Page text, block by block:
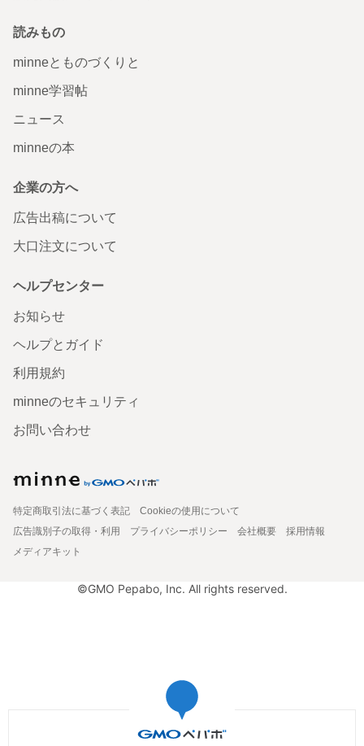
読みもの
minneとものづくりと
minne学習帖
ニュース
minneの本
企業の方へ
広告出稿について
大口注文について
ヘルプセンター
お知らせ
ヘルプとガイド
利用規約
minneのセキュリティ
お問い合わせ
特定商取引法に基づく表記
Cookieの使用について
広告識別子の取得・利用
プライバシーポリシー 会社概要
採用情報
メディアキット
©GMO Pepabo, Inc. All rights reserved.